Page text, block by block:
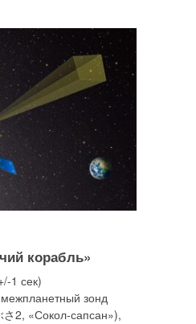
корабль»
1 сек)
зонд
2, «Сокол-сапсан»),